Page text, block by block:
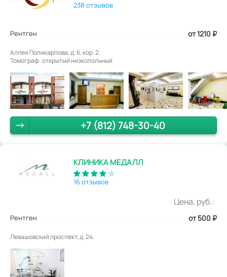
238 отзывов
Рентген от 1210 ₽
Аллея Поликарпова, д. 6, кор. 2.
Томограф: открытый низкопольный
+7 (812) 748-30-40
КЛИНИКА МЕДАЛЛ
16 отзывов
Цена, руб.:
Рентген от 500 ₽
Левашовский проспект, д. 24.